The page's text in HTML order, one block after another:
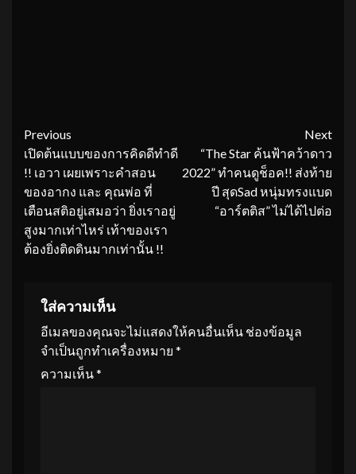
Continue
Reading
Previous
เปิดต้นแบบของการคิดดีทำดี
!! เอวา เผยเพราะคำสอน
ของอากง และ คุณพ่อ ที่
เตือนสติอยู่เสมอว่า ยิ่งเราอยู่
สูงมากเท่าไหร่ เท้าของเรา
ต้องยิ่งติดดินมากเท่านั้น !!
Next
“The Star ค้นฟ้าคว้าดาว
2022” ทำคนดูช็อค!! ส่งท้าย
ปี สุดSad หนุ่มทรงแบด
“อาร์ตติส” ไม่ได้ไปต่อ
ใส่ความเห็น
อีเมลของคุณจะไม่แสดงให้คนอื่นเห็น ช่องข้อมูล
จำเป็นถูกทำเครื่องหมาย *
ความเห็น*